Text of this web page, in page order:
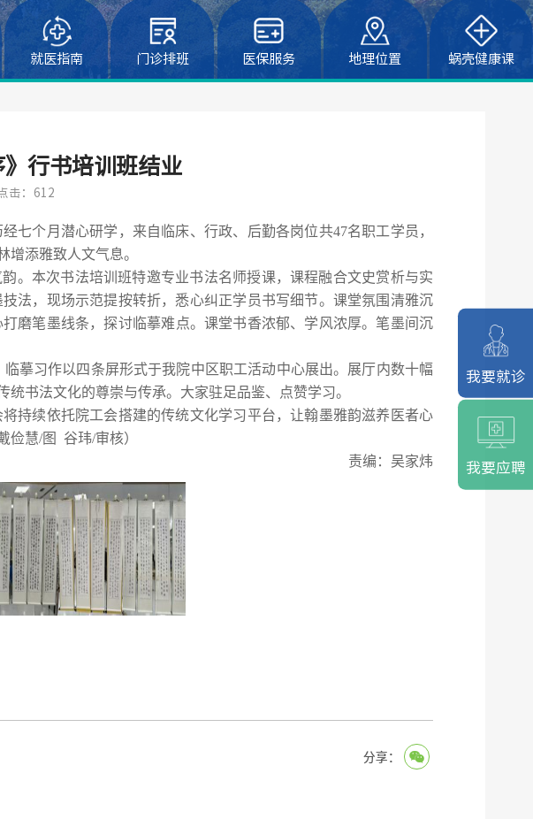
就医指南 门诊排班 医保服务 地理位置 蜗壳健康课
行书培训班结业
击：612
七个月潜心研学，来自临床、行政、后勤各岗位共47名职工学员，
添雅致人文气息。
。本次书法培训班特邀专业书法名师授课，课程融合文史赏析与实
法，现场示范提按转折，悉心纠正学员书写细节。课堂氛围清雅沉
磨笔墨线条 ，探讨临摹难点。 课堂书香浓郁、学风浓厚。笔墨间沉
临摹习作以四条屏形式于我院中区职工活动中心展出。 展厅内数十幅
统书法文化的尊崇与传承。 大家驻足品鉴、点赞学习。
将持续依托院工会搭建的传统文化学习平台，让翰墨雅韵滋养医者心
俭慧/图谷玮/审核）
责编：吴家炜
分享：
我要就诊
我要应聘